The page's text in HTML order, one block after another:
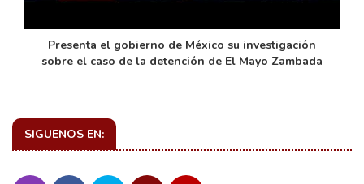
Presenta el gobierno de México su investigación
sobre el caso de la detención de El Mayo Zambada
SIGUENOS EN: